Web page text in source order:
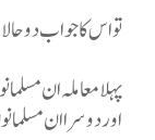
تو اس کا جواب دو
پہلا معاملہ ان
اور دوسرا ان